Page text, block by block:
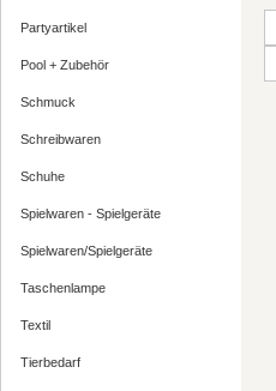
Partyartikel
Pool + Zubehör
Schmuck
Schreibwaren
Schuhe
Spielwaren - Spielgeräte
Spielwaren/Spielgeräte
Taschenlampe
Textil
Tierbedarf